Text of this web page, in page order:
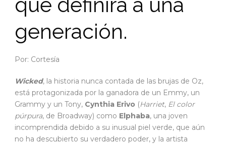
generación.
Por: Cortesía
Wicked, la historia nunca contada de las brujas de Oz,
está protagonizada por la ganadora de un Emmy, un
Grammy y un Tony, Cynthia Erivo (Harriet, El color
púrpura, de Broadway) como Elphaba, una joven
incomprendida debido a su inusual piel verde, que aún
no ha descubierto su verdadero poder, y la artista